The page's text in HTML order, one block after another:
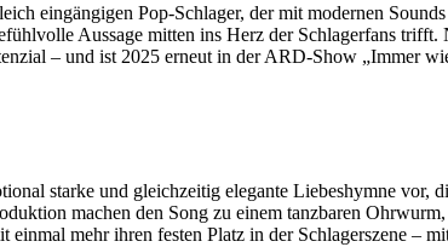
eingängigen Pop-Schlager, der mit modernen
Aussage mitten ins Herz der Schlagerfans
– und ist 2025 erneut in der ARD-Show „Immer
starke und gleichzeitig elegante Liebeshymne vor,
machen den Song zu einem tanzbaren
mehr ihren festen Platz in der Schlagerszene –